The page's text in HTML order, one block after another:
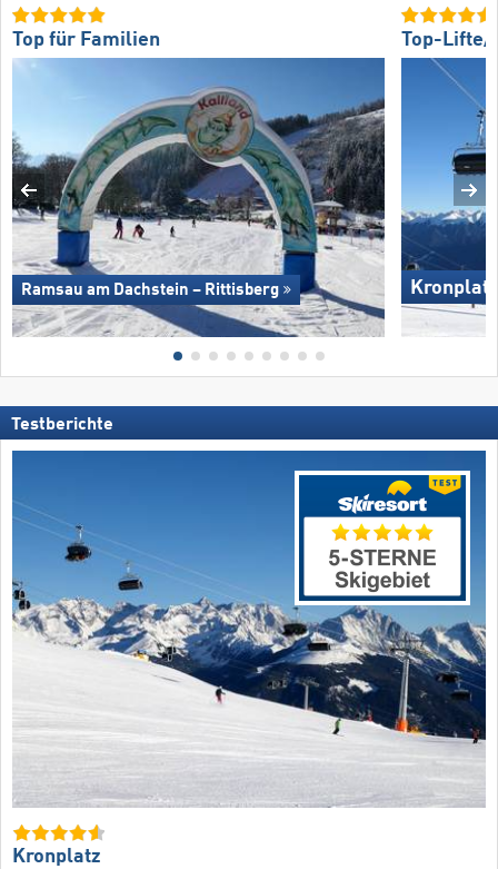
Top für Familien
Ramsau am Dachstein – Rittisberg
Top-Lifte/
Kronplatz
Testberichte
Kronplatz